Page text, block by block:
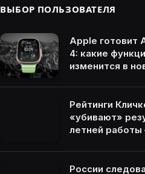
ВЫБОР ПОЛЬЗОВАТЕЛЯ
Apple готовит
4: какие
изменится в
Рейтинги
«убивают»
летней работы
России